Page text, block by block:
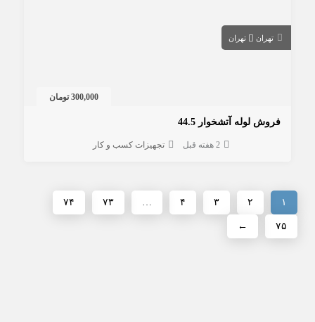
تهران تهران
300,000 تومان
فروش لوله آتشخوار 44.5
2 هفته قبل تجهیزات کسب و کار
۱ ۲ ۳ ۴ ۷۳ ۷۴
۷۵ ←